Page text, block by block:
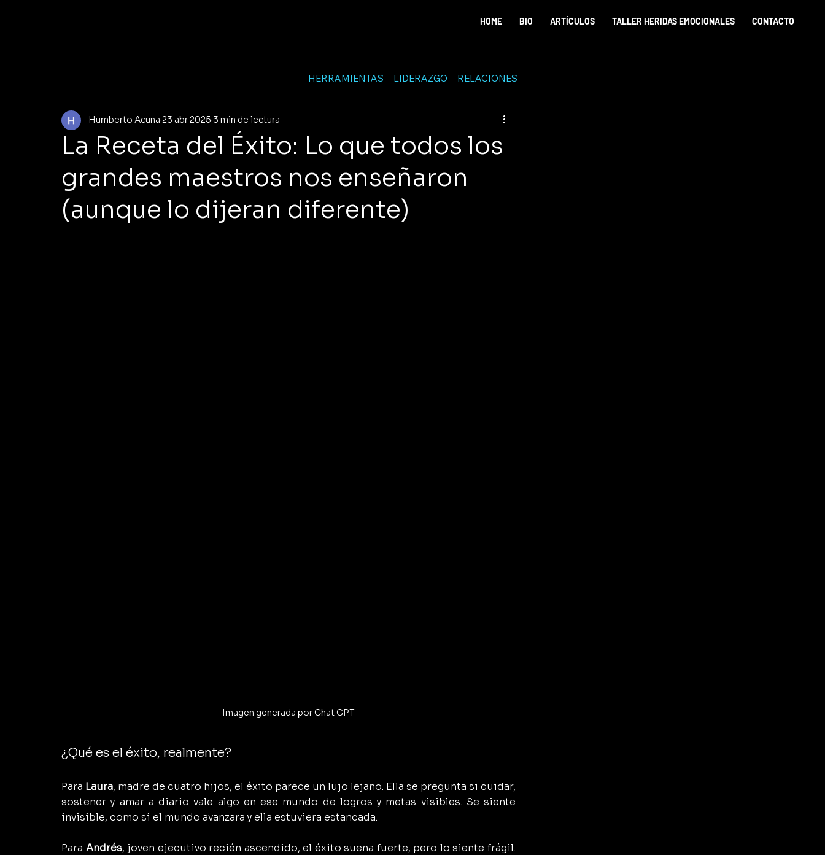
HOME BIO ARTÍCULOS TALLER HERIDAS EMOCIONALES CONTACTO
HERRAMIENTAS LIDERAZGO RELACIONES
La Receta del Éxito: Lo que todos los
grandes maestros nos enseñaron
(aunque lo dijeran diferente)
Humberto Acuna 23 abr 2025 3 min de lectura
Imagen generada por Chat GPT
¿Qué es el éxito, realmente?
Para Laura, madre de cuatro hijos, el éxito parece un lujo lejano. Ella se pregunta si cuidar,
sostener y amar a diario vale algo en ese mundo de logros y metas visibles. Se siente
invisible, como si el mundo avanzara y ella estuviera estancada.
Para Andrés, joven ejecutivo recién ascendido, el éxito suena fuerte, pero lo siente frágil.